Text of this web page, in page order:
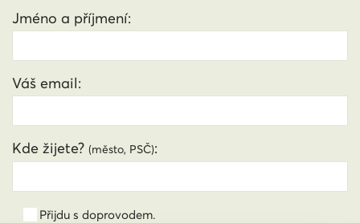
Jméno a příjmení:
Váš email:
Kde žijete? (město, PSČ):
Přijdu s doprovodem.